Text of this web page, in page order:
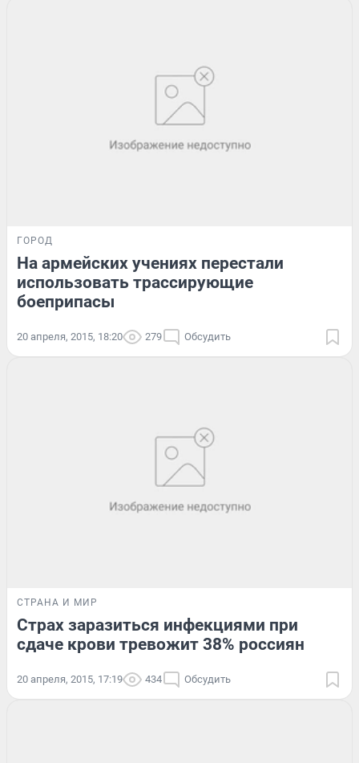
ГОРОД
На армейских учениях перестали
использовать трассирующие
боеприпасы
20 апреля, 2015, 18:20 279 Обсудить
СТРАНА И МИР
Страх заразиться инфекциями при
сдаче крови тревожит 38% россиян
20 апреля, 2015, 17:19 434 Обсудить